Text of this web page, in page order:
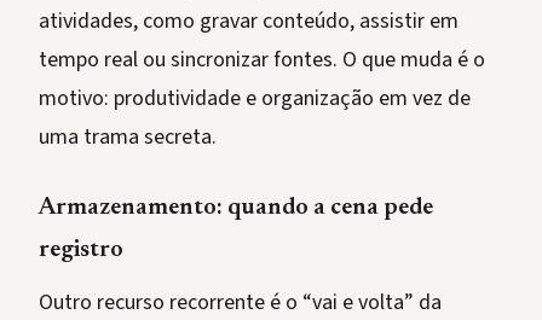
atividades, como gravar conteúdo, assistir em
tempo real ou sincronizar fontes. O que muda é o
motivo: produtividade e organização em vez de
uma trama secreta.
Armazenamento: quando a cena pede
registro
Outro recurso recorrente é o “vai e volta” da